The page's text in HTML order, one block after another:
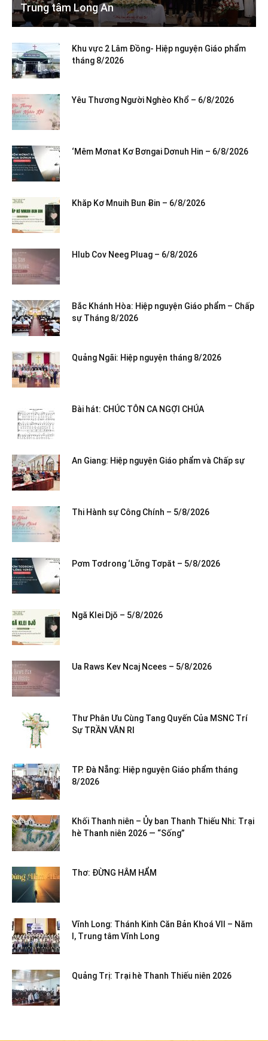
Trung tâm Long An
Khu vực 2 Lâm Đồng- Hiệp nguyện Giáo phẩm
tháng 8/2026
Yêu Thương Người Nghèo Khổ – 6/8/2026
‘Mêm Mơnat Kơ Bơngai Dơnuh Hin – 6/8/2026
Khăp Kơ Mnuih Bun Ƀin – 6/8/2026
Hlub Cov Neeg Pluag – 6/8/2026
Bắc Khánh Hòa: Hiệp nguyện Giáo phẩm – Chấp
sự Tháng 8/2026
Quảng Ngãi: Hiệp nguyện tháng 8/2026
Bài hát: CHÚC TÔN CA NGỢI CHÚA
An Giang: Hiệp nguyện Giáo phẩm và Chấp sự
Thi Hành sự Công Chính – 5/8/2026
Pơm Tơdrong ‘Lơ̆ng Tơpăt – 5/8/2026
Ngă Klei Djŏ – 5/8/2026
Ua Raws Kev Ncaj Ncees – 5/8/2026
Thư Phân Ưu Cùng Tang Quyến Của MSNC Trí
Sự TRẦN VĂN RI
TP. Đà Nẵng: Hiệp nguyện Giáo phẩm tháng
8/2026
Khối Thanh niên – Ủy ban Thanh Thiếu Nhi: Trại
hè Thanh niên 2026 — “Sống”
Thơ: ĐỪNG HÂM HẨM
Vĩnh Long: Thánh Kinh Căn Bản Khoá VII – Năm
I, Trung tâm Vĩnh Long
Quảng Trị: Trại hè Thanh Thiếu niên 2026